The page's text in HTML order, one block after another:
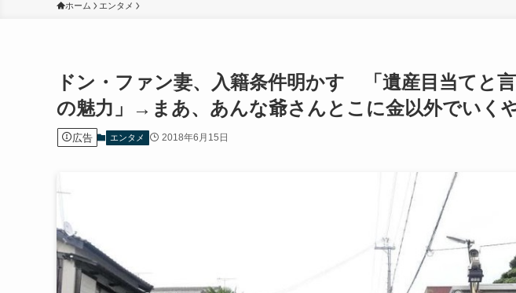
ホーム エンタメ
ドン・ファン妻、入籍条件明かす 「遺産目当てと
の魅力」→まあ、あんな爺さんとこに金以外でいく
広告 エンタメ 2018年6月15日